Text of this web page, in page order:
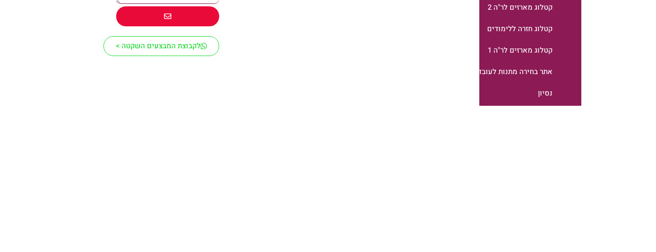
קטלוג מארזים לר"ה 2
קטלוג חזרה ללימודים
קטלוג מארזים לר"ה 1
אתר בחירה מתנות לעובדים
נסיון
לקבוצת המבצעים השקטה >